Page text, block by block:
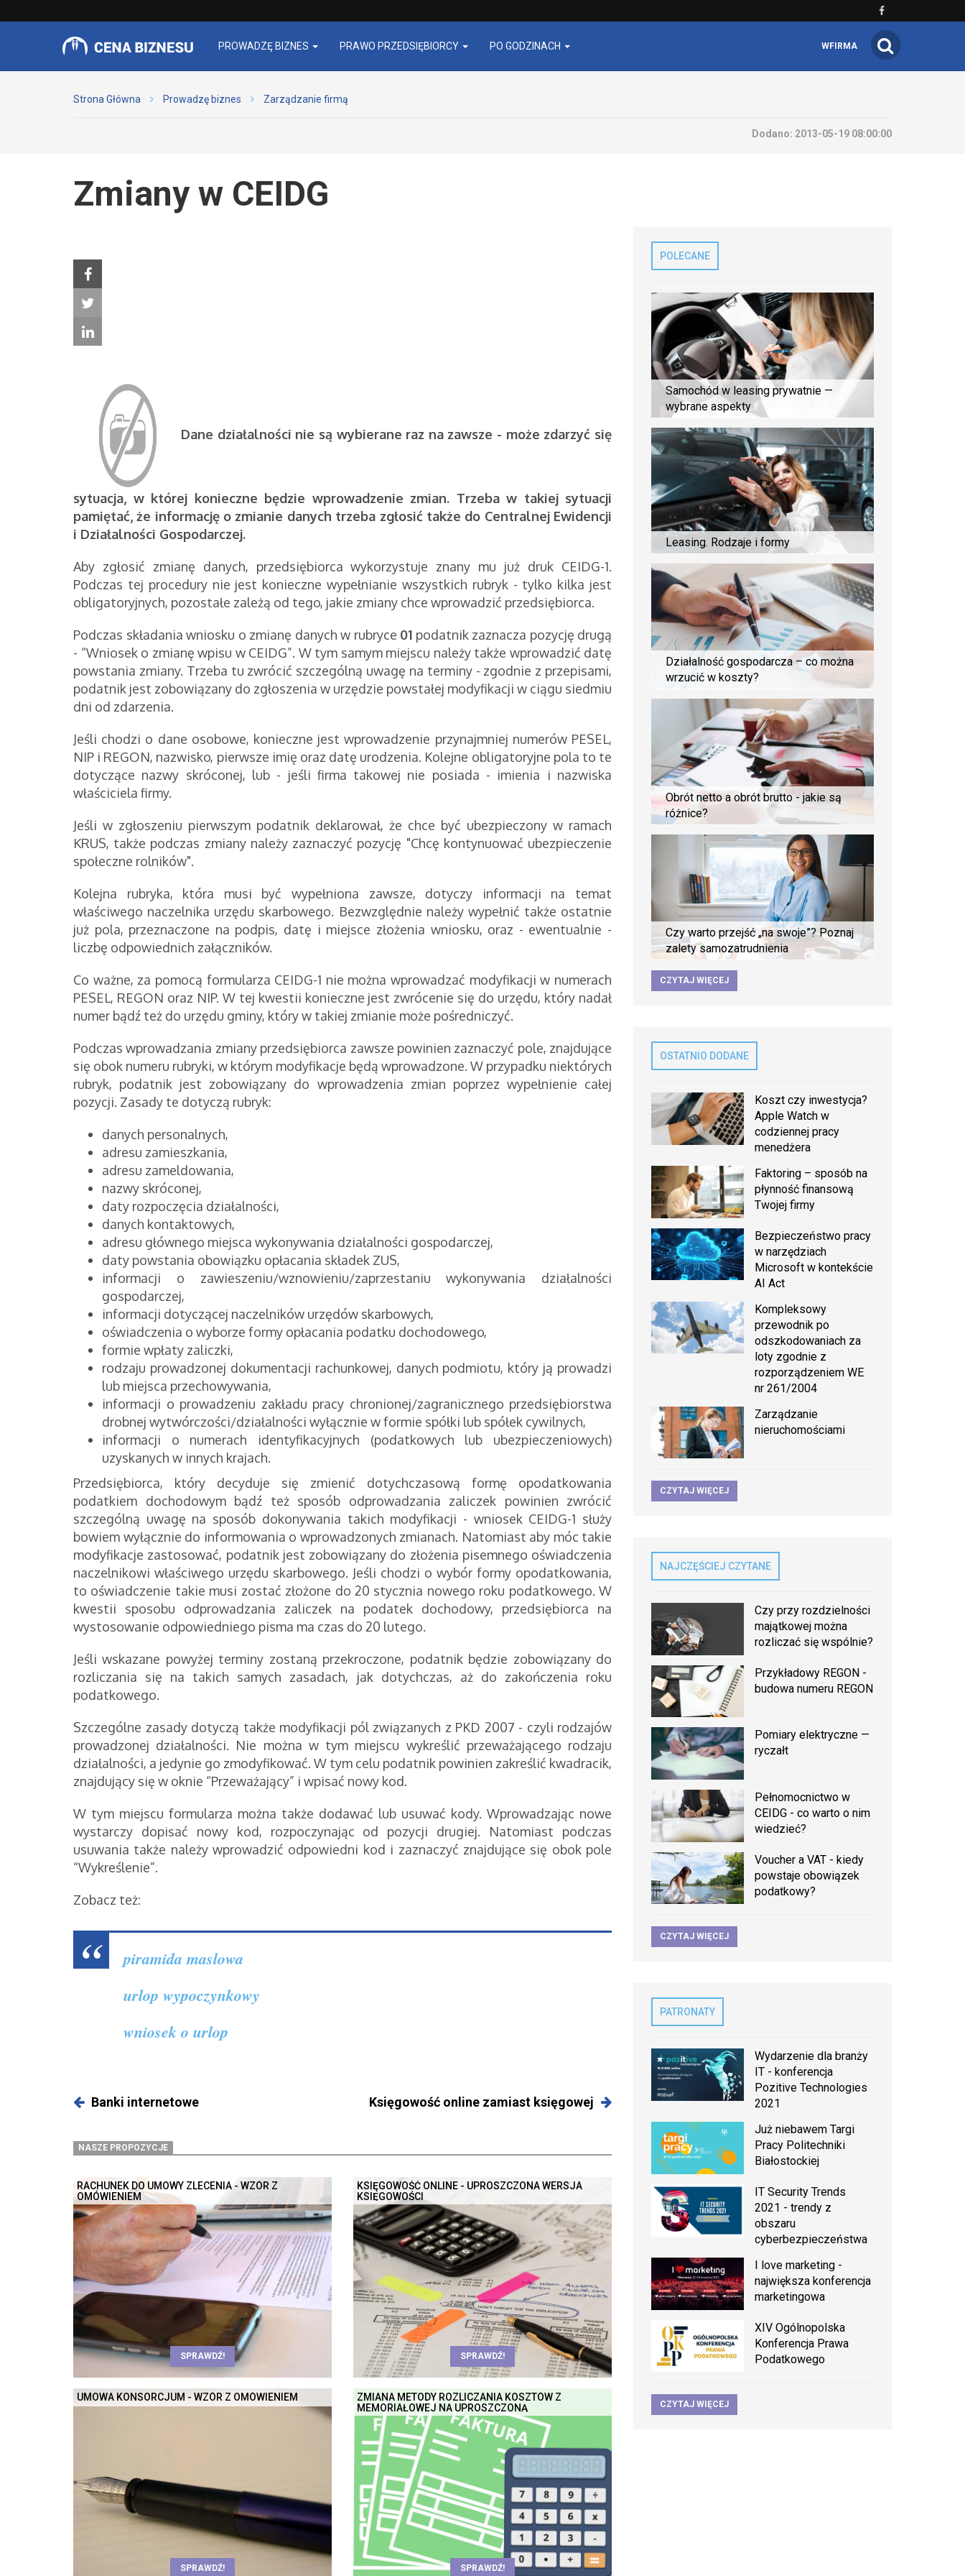
PROWADZĘ BIZNES PRAWO PRZEDSIĘBIORCY PO GODZINACH WFIRMA
Strona Główna Prowadzę biznes Zarządzanie firmą
Dodano: 2013-05-19 08:00:00
Zmiany w CEIDG
Dane działalności nie są wybierane raz na zawsze - może zdarzyć się
sytuacja, w której konieczne będzie wprowadzenie zmian. Trzeba w takiej sytuacji
pamiętać, że informację o zmianie danych trzeba zgłosić także do Centralnej Ewidencji
i Działalności Gospodarczej.
Aby zgłosić zmianę danych, przedsiębiorca wykorzystuje znany mu już druk CEIDG-1.
Podczas tej procedury nie jest konieczne wypełnianie wszystkich rubryk - tylko kilka jest
obligatoryjnych, pozostałe zależą od tego, jakie zmiany chce wprowadzić przedsiębiorca.
Podczas składania wniosku o zmianę danych w rubryce 01 podatnik zaznacza pozycję drugą
- “Wniosek o zmianę wpisu w CEIDG”. W tym samym miejscu należy także wprowadzić datę
powstania zmiany. Trzeba tu zwrócić szczególną uwagę na terminy - zgodnie z przepisami,
podatnik jest zobowiązany do zgłoszenia w urzędzie powstałej modyfikacji w ciągu siedmiu
dni od zdarzenia.
Jeśli chodzi o dane osobowe, konieczne jest wprowadzenie przynajmniej numerów PESEL,
NIP i REGON, nazwisko, pierwsze imię oraz datę urodzenia. Kolejne obligatoryjne pola to te
dotyczące nazwy skróconej, lub - jeśli firma takowej nie posiada - imienia i nazwiska
właściciela firmy.
Jeśli w zgłoszeniu pierwszym podatnik deklarował, że chce być ubezpieczony w ramach
KRUS, także podczas zmiany należy zaznaczyć pozycję "Chcę kontynuować ubezpieczenie
społeczne rolników".
Kolejna rubryka, która musi być wypełniona zawsze, dotyczy informacji na temat
właściwego naczelnika urzędu skarbowego. Bezwzględnie należy wypełnić także ostatnie
już pola, przeznaczone na podpis, datę i miejsce złożenia wniosku, oraz - ewentualnie -
liczbę odpowiednich załączników.
Co ważne, za pomocą formularza CEIDG-1 nie można wprowadzać modyfikacji w numerach
PESEL, REGON oraz NIP. W tej kwestii konieczne jest zwrócenie się do urzędu, który nadał
numer bądź też do urzędu gminy, który w takiej zmianie może pośredniczyć.
Podczas wprowadzania zmiany przedsiębiorca zawsze powinien zaznaczyć pole, znajdujące
się obok numeru rubryki, w którym modyfikacje będą wprowadzone. W przypadku niektórych
rubryk, podatnik jest zobowiązany do wprowadzenia zmian poprzez wypełnienie całej
pozycji. Zasady te dotyczą rubryk:
danych personalnych,
adresu zamieszkania,
adresu zameldowania,
nazwy skróconej,
daty rozpoczęcia działalności,
danych kontaktowych,
adresu głównego miejsca wykonywania działalności gospodarczej,
daty powstania obowiązku opłacania składek ZUS,
informacji o zawieszeniu/wznowieniu/zaprzestaniu wykonywania działalności
gospodarczej,
informacji dotyczącej naczelników urzędów skarbowych,
oświadczenia o wyborze formy opłacania podatku dochodowego,
formie wpłaty zaliczki,
rodzaju prowadzonej dokumentacji rachunkowej, danych podmiotu, który ją prowadzi
lub miejsca przechowywania,
informacji o prowadzeniu zakładu pracy chronionej/zagranicznego przedsiębiorstwa
drobnej wytwórczości/działalności wyłącznie w formie spółki lub spółek cywilnych,
informacji o numerach identyfikacyjnych (podatkowych lub ubezpieczeniowych)
uzyskanych w innych krajach.
Przedsiębiorca, który decyduje się zmienić dotychczasową formę opodatkowania
podatkiem dochodowym bądź też sposób odprowadzania zaliczek powinien zwrócić
szczególną uwagę na sposób dokonywania takich modyfikacji - wniosek CEIDG-1 służy
bowiem wyłącznie do informowania o wprowadzonych zmianach. Natomiast aby móc takie
modyfikacje zastosować, podatnik jest zobowiązany do złożenia pisemnego oświadczenia
naczelnikowi właściwego urzędu skarbowego. Jeśli chodzi o wybór formy opodatkowania,
to oświadczenie takie musi zostać złożone do 20 stycznia nowego roku podatkowego. W
kwestii sposobu odprowadzania zaliczek na podatek dochodowy, przedsiębiorca na
wystosowanie odpowiedniego pisma ma czas do 20 lutego.
Jeśli wskazane powyżej terminy zostaną przekroczone, podatnik będzie zobowiązany do
rozliczania się na takich samych zasadach, jak dotychczas, aż do zakończenia roku
podatkowego.
Szczególne zasady dotyczą także modyfikacji pól związanych z PKD 2007 - czyli rodzajów
prowadzonej działalności. Nie można w tym miejscu wykreślić przeważającego rodzaju
działalności, a jedynie go zmodyfikować. W tym celu podatnik powinien zakreślić kwadracik,
znajdujący się w oknie “Przeważający” i wpisać nowy kod.
W tym miejscu formularza można także dodawać lub usuwać kody. Wprowadzając nowe
wystarczy dopisać nowy kod, rozpoczynając od pozycji drugiej. Natomiast podczas
usuwania także należy wprowadzić odpowiedni kod i zaznaczyć znajdujące się obok pole
“Wykreślenie”.
Zobacz też:
piramida maslowa
urlop wypoczynkowy
wniosek o urlop
Banki internetowe Księgowość online zamiast księgowej
NASZE PROPOZYCJE
RACHUNEK DO UMOWY ZLECENIA - WZÓR Z
OMÓWIENIEM
SPRAWDŹ!
KSIĘGOWOŚĆ ONLINE - UPROSZCZONA WERSJA
KSIĘGOWOŚCI
SPRAWDŹ!
UMOWA KONSORCJUM - WZÓR Z OMÓWIENIEM
SPRAWDŹ!
ZMIANA METODY ROZLICZANIA KOSZTÓW Z
MEMORIAŁOWEJ NA UPROSZCZONĄ
SPRAWDŹ!
POLECANE
Samochód w leasing prywatnie —
wybrane aspekty
Leasing. Rodzaje i formy
Działalność gospodarcza – co można
wrzucić w koszty?
Obrót netto a obrót brutto - jakie są
różnice?
Czy warto przejść „na swoje”? Poznaj
zalety samozatrudnienia
CZYTAJ WIĘCEJ
OSTATNIO DODANE
Koszt czy inwestycja?
Apple Watch w
codziennej pracy
menedżera
Faktoring – sposób na
płynność finansową
Twojej firmy
Bezpieczeństwo pracy
w narzędziach
Microsoft w kontekście
AI Act
Kompleksowy
przewodnik po
odszkodowaniach za
loty zgodnie z
rozporządzeniem WE
nr 261/2004
Zarządzanie
nieruchomościami
CZYTAJ WIĘCEJ
NAJCZĘŚCIEJ CZYTANE
Czy przy rozdzielności
majątkowej można
rozliczać się wspólnie?
Przykładowy REGON -
budowa numeru REGON
Pomiary elektryczne —
ryczałt
Pełnomocnictwo w
CEIDG - co warto o nim
wiedzieć?
Voucher a VAT - kiedy
powstaje obowiązek
podatkowy?
CZYTAJ WIĘCEJ
PATRONATY
Wydarzenie dla branży
IT - konferencja
Pozitive Technologies
2021
Już niebawem Targi
Pracy Politechniki
Białostockiej
IT Security Trends
2021 - trendy z
obszaru
cyberbezpieczeństwa
I love marketing -
największa konferencja
marketingowa
XIV Ogólnopolska
Konferencja Prawa
Podatkowego
CZYTAJ WIĘCEJ